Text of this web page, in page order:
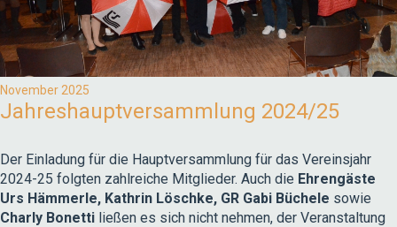
November 2025
Jahreshauptversammlung 2024/25
Der Einladung für die Hauptversammlung für das Vereinsjahr
2024-25 folgten zahlreiche Mitglieder. Auch die Ehrengäste
Urs Hämmerle, Kathrin Löschke, GR Gabi Büchele sowie
Charly Bonetti ließen es sich nicht nehmen, der Veranstaltung